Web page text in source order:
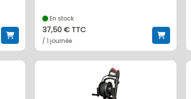
En stock
37,50 € TTC
/ 1 journée